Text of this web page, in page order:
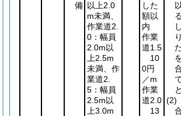
備 以上2.0
m未満、
作業道2.
0：幅員
2.0m以
上2.5m
未満、作
業道2.
5：幅員
2.5m以
上3.0m
した
額以
内
作業
道1.5
10
0円
／m
作業
道2.0
13
(2)